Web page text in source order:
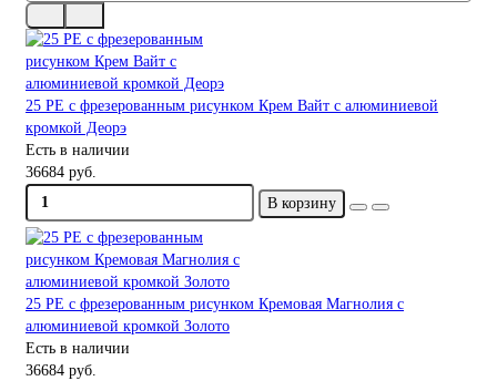
25 PE с фрезерованным рисунком Крем Вайт с алюминиевой
кромкой Деорэ
Есть в наличии
36684 руб.
В корзину
25 PE с фрезерованным рисунком Кремовая Магнолия с
алюминиевой кромкой Золото
Есть в наличии
36684 руб.